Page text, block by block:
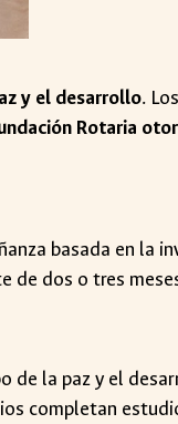
y el desarrollo.
Rotaria
basada en la
de dos o tres
de la paz y el
completan